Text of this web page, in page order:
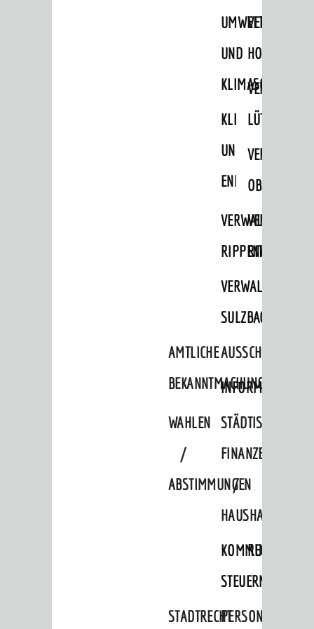
UMWELT-
UND
KLIMASCHUTZ
KLIMASCHUTZ
UND
RIPPENWEIER
SULZBACH
AMTLICHE
BEKANNTMACHUNGEN
WAHLEN
/
ABSTIMMUNGEN
STÄDTISCHE
FINANZEN
/
HAUSHALT
KOMMUNALE
STEUERN
STADTRECHTPERSONALRAT
Amtliche Bekanntmachungen
Wahlen / Abstimmungen
Schwerbehindertenvertretung